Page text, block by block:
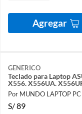
Agregar
GENERICO
Teclado para Laptop ASUS
X556. X556UA.
Por MUNDO LAPTOP PC
S/89